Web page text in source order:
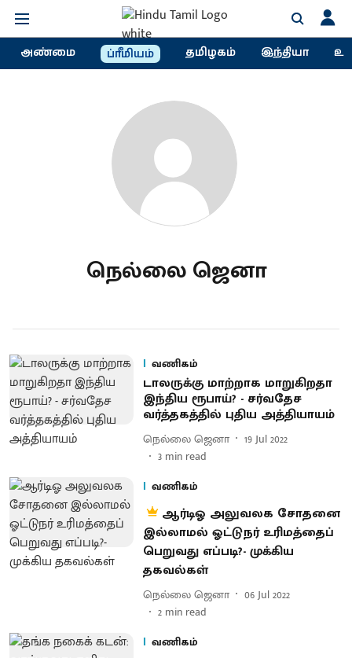
அண்மை ப்ரீமியம் தமிழகம் இந்தியா
நெல்லை ஜெனா
வணிகம்
டாலருக்கு மாற்றாக மாறுகிறதா
இந்திய ரூபாய்? - சர்வதேச
வர்த்தகத்தில் புதிய அத்தியாயம்
நெல்லை ஜெனா
19 Jul 2022
3 min read
வணிகம்
ஆர்டிஓ அலுவலக சோதனை
இல்லாமல் ஓட்டுநர் உரிமத்தைப்
பெறுவது எப்படி?- முக்கிய
தகவல்கள்
நெல்லை ஜெனா
06 Jul 2022
2 min read
வணிகம்